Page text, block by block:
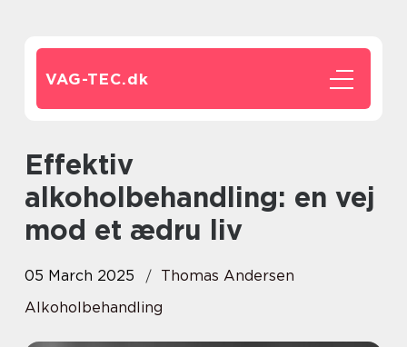
VAG-TEC.dk
Effektiv
alkoholbehandling: en vej
mod et ædru liv
05 March 2025
Thomas Andersen
Alkoholbehandling